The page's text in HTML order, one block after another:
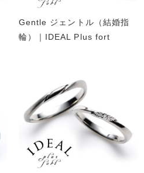
Gentle ジェントル（結婚指
輪）｜IDEAL Plus fort